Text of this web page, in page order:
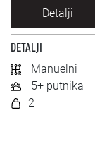
Kontakt
SRPSKI
СРПСКИ
Detalji
DETALJI
Manuelni
5+ putnika
2